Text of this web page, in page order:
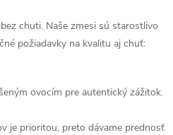
chuti. Naše zmesi sú starostlivo
požiadavky na kvalitu aj chuť:
ovocím pre autentický zážitok.
je prioritou, preto dávame prednosť